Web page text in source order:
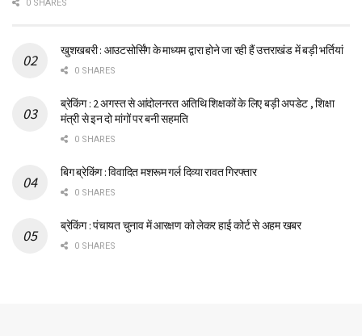
0 SHARES
खुशखबरी : आउटसोर्सिंग के माध्यम द्वारा होने जा रही हैं उत्तराखंड में बड़ी भर्तियां
0 SHARES
ब्रेकिंग : 2 अगस्त से आंदोलनरत अतिथि शिक्षकों के लिए बड़ी अपडेट , शिक्षा
मंत्री से इन दो मांगों पर बनी सहमति
0 SHARES
बिग ब्रेकिंग : विवादित मशरूम गर्ल दिव्या रावत गिरफ्तार
0 SHARES
ब्रेकिंग : पंचायत चुनाव में आरक्षण को लेकर हाई कोर्ट से अहम खबर
0 SHARES